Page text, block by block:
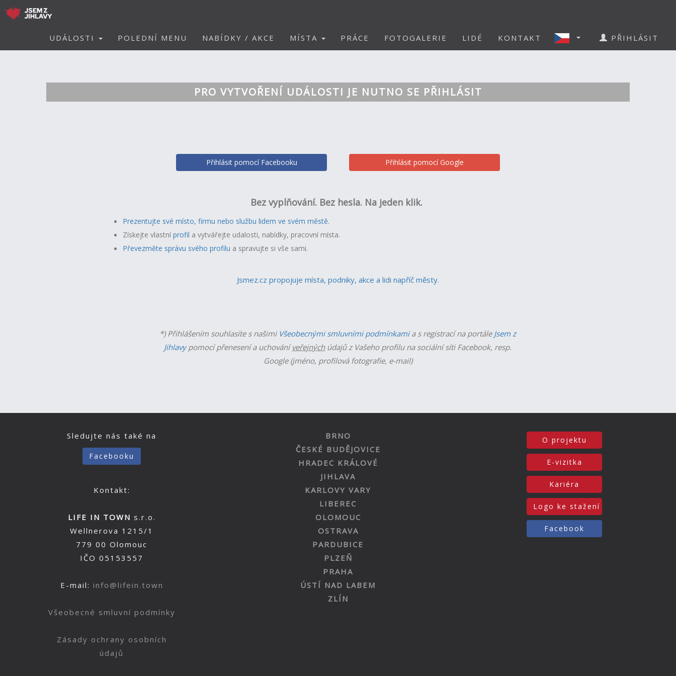
UDÁLOSTI POLEDNÍ MENU NABÍDKY / AKCE MÍSTA PRÁCE FOTOGALERIE LIDÉ KONTAKT PŘIHLÁSIT
PRO VYTVOŘENÍ UDÁLOSTI JE NUTNO SE PŘIHLÁSIT
Přihlásit pomocí Facebooku Přihlásit pomocí Google
Bez vyplňování. Bez hesla. Na jeden klik.
Prezentujte své místo, firmu nebo službu lidem ve svém městě.
Získejte vlastní profil a vytvářejte udalosti, nabídky, pracovní místa.
Převezměte správu svého profilu a spravujte si vše sami.
Jsmez.cz propojuje místa, podniky, akce a lidi napříč městy.
*) Přihlášením souhlasíte s našimi Všeobecnými smluvními podmínkamia s registrací na portále Jsem z
Jihlavypomocí přenesení a uchováníveřejnýchúdajů z Vašeho profilu na sociální síti Facebook, resp.
Google (jméno, profilová fotografie, e-mail)
Sledujte nás také na
Facebooku
Kontakt:
LIFE IN TOWN s.r.o.
Wellnerova 1215/1
779 00 Olomouc
IČO 05153557
E-mail: info@lifein.town
Všeobecné smluvní podmínky
Zásady ochrany osobních
údajů
BRNO
ČESKÉ BUDĚJOVICE
HRADEC KRÁLOVÉ
JIHLAVA
KARLOVY VARY
LIBEREC
OLOMOUC
OSTRAVA
PARDUBICE
PLZEŇ
PRAHA
ÚSTÍ NAD LABEM
ZLÍN
O projektu
E-vizitka
Kariéra
Logo ke stažení
Facebook